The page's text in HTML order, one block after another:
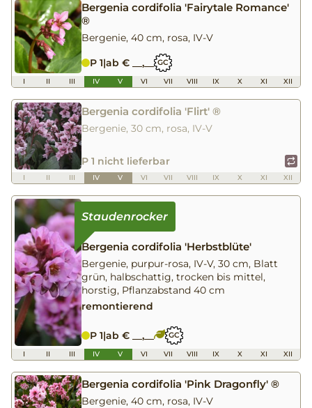
Bergenia cordifolia 'Fairytale Romance'
®
Bergenie, 40 cm, rosa, IV-V
P 1|ab € __,__ GC
I II III IV V VI VII VIII IX X XI XII
Bergenia cordifolia 'Flirt' ®
Bergenie, 30 cm, rosa, IV-V
P 1 nicht lieferbar
I II III IV V VI VII VIII IX X XI XII
Bergenia cordifolia 'Herbstblüte'
Bergenie, purpur-rosa, IV-V, 30 cm, Blatt
grün, halbschattig, trocken bis mittel,
horstig, Pflanzabstand 40 cm
remontierend
P 1|ab € __,__ GC
I II III IV V VI VII VIII IX X XI XII
Bergenia cordifolia 'Pink Dragonfly' ®
Bergenie, 40 cm, rosa, IV-V